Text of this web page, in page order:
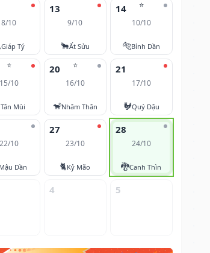
8/10
Giáp Tý
13
9/10
🐂Ất Sửu
⭐
14
10/10
🐅Bính Dần
⭐
15/10
Tân Mùi
⭐
20
16/10
🐒Nhâm Thân
21
17/10
🐓Quý Dậu
22/10
Mậu Dần
27
23/10
🐈Kỷ Mão
28
24/10
🐉Canh Thìn
4 5